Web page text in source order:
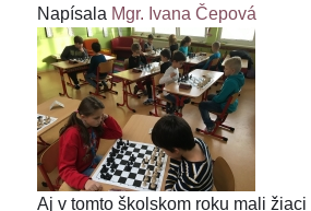
Napísala Mgr. Ivana Čepová
Aj v tomto školskom roku mali